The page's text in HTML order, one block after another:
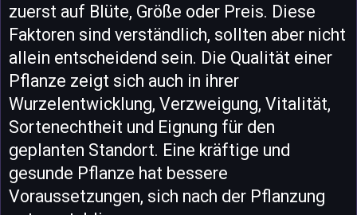
zuerst auf Blüte, Größe oder Preis. Diese
Faktoren sind verständlich, sollten aber nicht
allein entscheidend sein. Die Qualität einer
Pflanze zeigt sich auch in ihrer
Wurzelentwicklung, Verzweigung, Vitalität,
Sortenechtheit und Eignung für den
geplanten Standort. Eine kräftige und
gesunde Pflanze hat bessere
Voraussetzungen, sich nach der Pflanzung